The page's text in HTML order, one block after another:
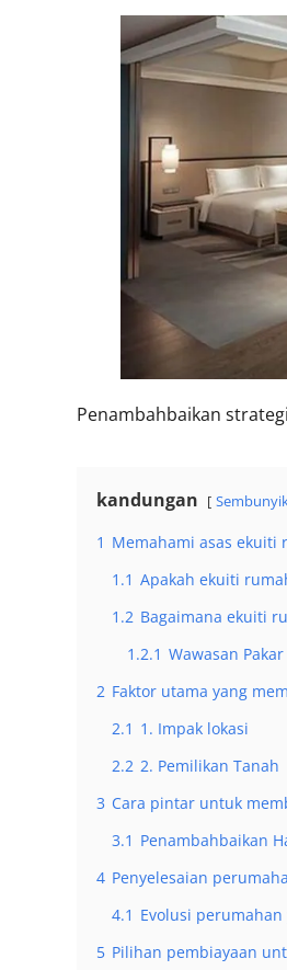
Penambahbaikan
kandungan
1 Memahami asas ekuiti
1.1 Apakah ekuiti
1.2 Bagaimana ekuiti
1.2.1 Wawasan Pakar
2 Faktor utama yang
2.1 1. Impak lokasi
2.2 2. Pemilikan Tanah
3 Cara pintar untuk
3.1 Penambahbaikan
4 Penyelesaian
4.1 Evolusi
5 Pilihan pembiayaan